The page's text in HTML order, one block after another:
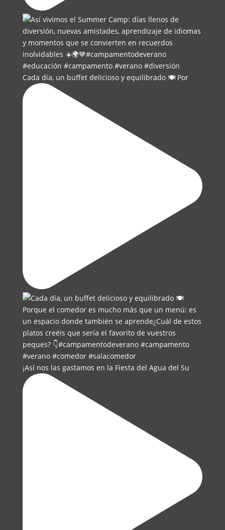
Cada día, un buffet delicioso y equilibrado 🍽️ Por
¡Así nos las gastamos en la Fiesta del Agua del Su